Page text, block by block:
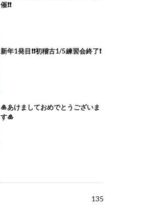
催❗️❗️
新年1発目❗️❗️初稽古1/5練習会終了❗️
🎍あけましておめでとうございま
す🎍
135